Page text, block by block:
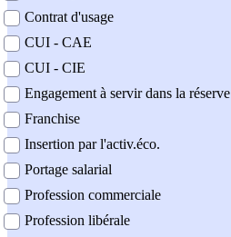
Contrat d'usage
CUI - CAE
CUI - CIE
Engagement à servir dans la réserve
Franchise
Insertion par l'activ.éco.
Portage salarial
Profession commerciale
Profession libérale